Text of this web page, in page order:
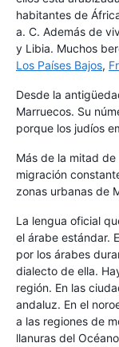
habitantes de
a. C. Además de
y Libia. Muchos
Los Países Bajos,
Desde la
Marruecos. Su
porque los judíos
Más de la mitad
migración
zonas urbanas de
La lengua oficial
el árabe estándar.
por los árabes
dialecto de ella.
región. En las
andaluz. En el
a las regiones de
llanuras del